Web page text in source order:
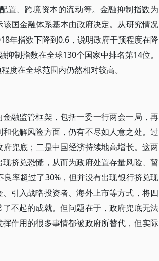
置、跨境资本的流动等。金融抑制指数为
国金融体系基本由政府决定。从研究情况
年指数下降到0.6，说明政府干预程度在降
制指数在全球130个国家中排名第14位。
度在全球范围内仍然相对较高。
融监管框架，包括一委一行两会一局，再
化解风险方面，仍有不尽如人意之处。过
兜底；二是中国经济持续地高增长。这两
挤兑恐慌，从而为政府处置存量风险、暂
率超过了30%，但并没有出现银行挤兑现
引入战略投资者、海外上市等方式，将四
不起的成就。但问题在于，政府兜底无法
作用的很多事情都被政府所替代，但实际